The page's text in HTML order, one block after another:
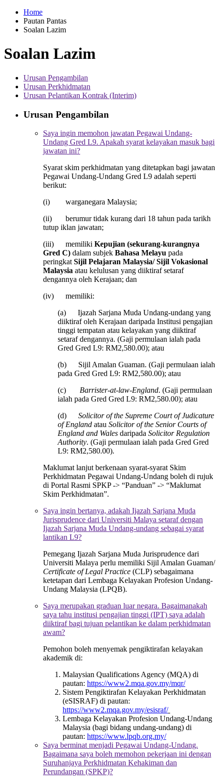
Home
Pautan Pantas
Soalan Lazim
Soalan Lazim
Urusan Pengambilan
Urusan Perkhidmatan
Urusan Pelantikan Kontrak (Interim)
Urusan Pengambilan
Saya ingin memohon jawatan Pegawai Undang-
Undang Gred L9. Apakah syarat kelayakan masuk bagi
jawatan ini?
Syarat skim perkhidmatan yang ditetapkan bagi jawatan
Pegawai Undang-Undang Gred L9 adalah seperti
berikut:
(i) warganegara Malaysia;
(ii) berumur tidak kurang dari 18 tahun pada tarikh
tutup iklan jawatan;
(iii) memiliki Kepujian (sekurang-kurangnya
Gred C) dalam subjek Bahasa Melayu pada
peringkat Sijil Pelajaran Malaysia/ Sijil Vokasional
Malaysia atau kelulusan yang diiktiraf setaraf
dengannya oleh Kerajaan; dan
(iv) memiliki:
(a) Ijazah Sarjana Muda Undang-undang yang
diiktiraf oleh Kerajaan daripada Institusi pengajian
tinggi tempatan atau kelayakan yang diiktiraf
setaraf dengannya. (Gaji permulaan ialah pada
Gred Gred L9: RM2,580.00); atau
(b) Sijil Amalan Guaman. (Gaji permulaan ialah
pada Gred Gred L9: RM2,580.00); atau
(c) Barrister-at-law-England. (Gaji permulaan
ialah pada Gred Gred L9: RM2,580.00); atau
(d) Solicitor of the Supreme Court of Judicature
of England atau Solicitor of the Senior Courts of
England and Wales daripada Solicitor Regulation
Authority. (Gaji permulaan ialah pada Gred Gred
L9: RM2,580.00).
Maklumat lanjut berkenaan syarat-syarat Skim
Perkhidmatan Pegawai Undang-Undang boleh di rujuk
di Portal Rasmi SPKP -> “Panduan” -> “Maklumat
Skim Perkhidmatan”.
Saya ingin bertanya, adakah Ijazah Sarjana Muda
Jurisprudence dari Universiti Malaya setaraf dengan
Ijazah Sarjana Muda Undang-undang sebagai syarat
lantikan L9?
Pemegang Ijazah Sarjana Muda Jurisprudence dari
Universiti Malaya perlu memiliki Sijil Amalan Guaman/
Certificate of Legal Practice (CLP) sebagaimana
ketetapan dari Lembaga Kelayakan Profesion Undang-
Undang Malaysia (LPQB).
Saya merupakan graduan luar negara. Bagaimanakah
saya tahu institusi pengajian tinggi (IPT) saya adalah
diiktiraf bagi tujuan pelantikan ke dalam perkhidmatan
awam?
Pemohon boleh menyemak pengiktirafan kelayakan
akademik di:
Malaysian Qualifications Agency (MQA) di
pautan: https://www2.mqa.gov.my/mqr/
Sistem Pengiktirafan Kelayakan Perkhidmatan
(eSISRAF) di pautan:
https://www2.mqa.gov.my/esisraf/
Lembaga Kelayakan Profesion Undang-Undang
Malaysia (bagi bidang undang-undang) di
pautan: https://www.lpqb.org.my/
Saya berminat menjadi Pegawai Undang-Undang.
Bagaimana saya boleh memohon pekerjaan ini dengan
Suruhanjaya Perkhidmatan Kehakiman dan
Perundangan (SPKP)?